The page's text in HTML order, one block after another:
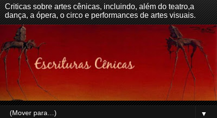
Criticas sobre artes cênicas, incluindo, além do teatro,a
dança, a ópera, o circo e performances de artes visuais.
▼